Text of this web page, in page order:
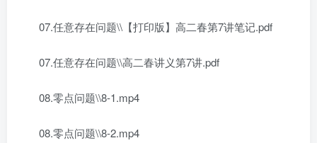
07.任意存在问题\\【打印版】高二春第7讲笔记.pdf
07.任意存在问题\\高二春讲义第7讲.pdf
08.零点问题\\8-1.mp4
08.零点问题\\8-2.mp4